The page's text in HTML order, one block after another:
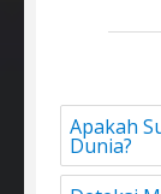
Apakah
Dunia?